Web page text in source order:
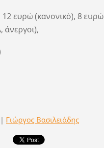
12 ευρώ (κανονικό), 8 ευρώ
άνεργοι),
| Γιώργος Βασιλειάδης